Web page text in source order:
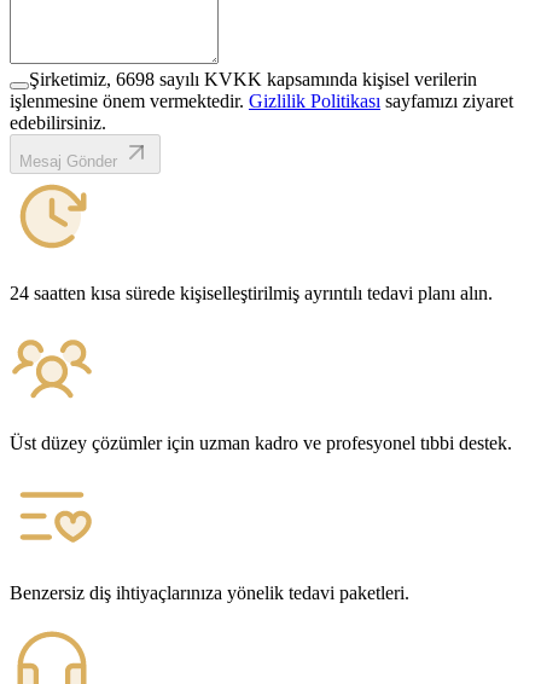
Şirketimiz, 6698 sayılı KVKK kapsamında kişisel verilerin
işlenmesine önem vermektedir. Gizlilik Politikası sayfamızı ziyaret
edebilirsiniz.
Mesaj Gönder
24 saatten kısa sürede kişiselleştirilmiş ayrıntılı tedavi planı alın.
Üst düzey çözümler için uzman kadro ve profesyonel tıbbi destek.
Benzersiz diş ihtiyaçlarınıza yönelik tedavi paketleri.